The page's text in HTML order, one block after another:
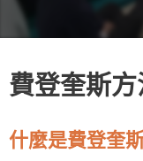
費登奎斯
什麼是費登奎